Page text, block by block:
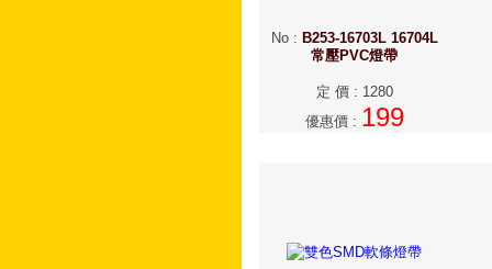
No: B253-16703L 16704L
常壓PVC燈帶
定 價: 1280
優惠價: 199